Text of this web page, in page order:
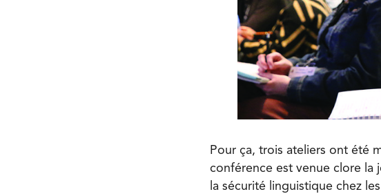
Pour ça, trois ateliers ont été
conférence est venue clore la
la sécurité linguistique chez